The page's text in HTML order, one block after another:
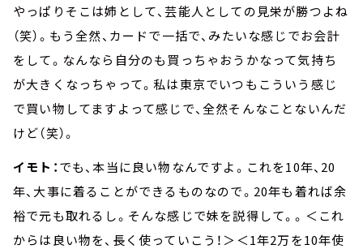
やっぱりそこは姉として、芸能人としての見栄が勝つよね
（笑）。もう全然、カードで一括で、みたいな感じでお会計
をして。なんなら自分のも買っちゃおうかなって気持ち
が大きくなっちゃって。私は東京でいつもこういう感じ
で買い物してますよって感じで、全然そんなことないんだ
けど（笑）。
イモト：でも、本当に良い物なんですよ。これを10年、20
年、大事に着ることができるものなので。20年も着れば余
裕で元も取れるし。そんな感じで妹を説得して。。＜これ
からは良い物を、長く使っていこう！＞＜1年2万を10年使